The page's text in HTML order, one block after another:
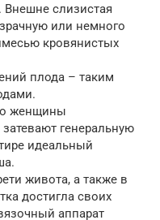
слизистая
или немного
кровянистых
плода – таким
женщины
генеральную
идеальный
живота, а также в
достигла своих
аппарат